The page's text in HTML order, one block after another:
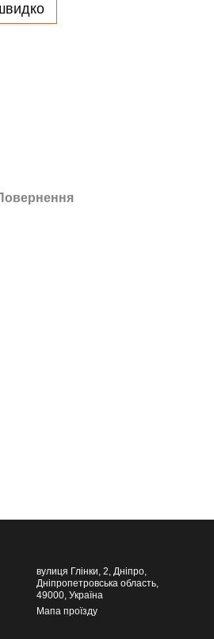
вулиця Глінки, 2, Дніпро,
Дніпропетровська область,
49000, Україна
Мапа проїзду